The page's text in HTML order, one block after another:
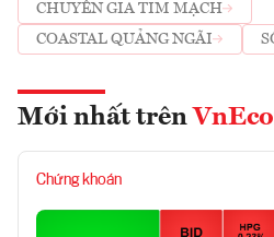
CHUYÊN GIA TIM MẠCH
COASTAL QUẢNG NGÃI
Mới nhất trên
Chứng khoán